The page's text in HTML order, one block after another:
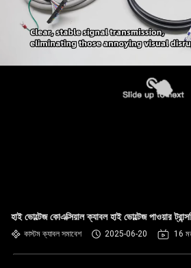
হাই ভোল্টেজ কোএক্সিয়াল ক্যাবল হাই ভোল্টেজ পাওয়ার
কাস্টম ক্যাবল সমাবেশ 2025-06-20 16